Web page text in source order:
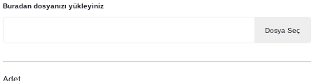
Buradan dosyanızı yükleyiniz
Dosya Seç